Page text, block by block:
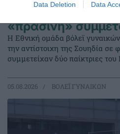
Data Deletion Data
Φιλική ισοπαλία
«πράσινη»
Η Εθνική ομάδα βόλεϊ
την αντίστοιχη της Σουηδία σε
συμμετείχαν δύο παίκτριες
05.08.2026 ΒΟΛΕΪ ΓΥΝΑΙΚΩΝ